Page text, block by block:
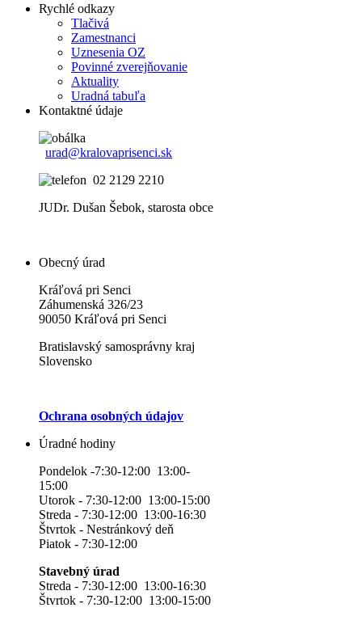
Rychlé odkazy
Tlačivá
Zamestnanci
Uznesenia OZ
Povinné zverejňovanie
Aktuality
Uradná tabuľa
Kontaktné údaje
urad@kralovaprisenci.sk
02 2129 2210
JUDr. Dušan Šebok, starosta obce
Obecný úrad
Kráľová pri Senci
Záhumenská 326/23
90050 Kráľová pri Senci
Bratislavský samosprávny kraj
Slovensko
Ochrana osobných údajov
Úradné hodiny
Pondelok -7:30-12:00 13:00-
15:00
Utorok - 7:30-12:00 13:00-15:00
Streda - 7:30-12:00 13:00-16:30
Štvrtok - Nestránkový deň
Piatok - 7:30-12:00
Stavebný úrad
Streda - 7:30-12:00 13:00-16:30
Štvrtok - 7:30-12:00 13:00-15:00